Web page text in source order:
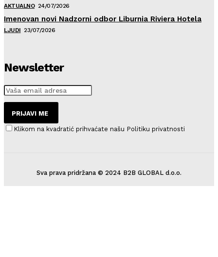
AKTUALNO 24/07/2026
Imenovan novi Nadzorni odbor Liburnia Riviera Hotela
LJUDI 23/07/2026
Newsletter
PRIJAVI ME
Klikom na kvadratić prihvaćate našu Politiku privatnosti
Sva prava pridržana © 2024 B2B GLOBAL d.o.o.